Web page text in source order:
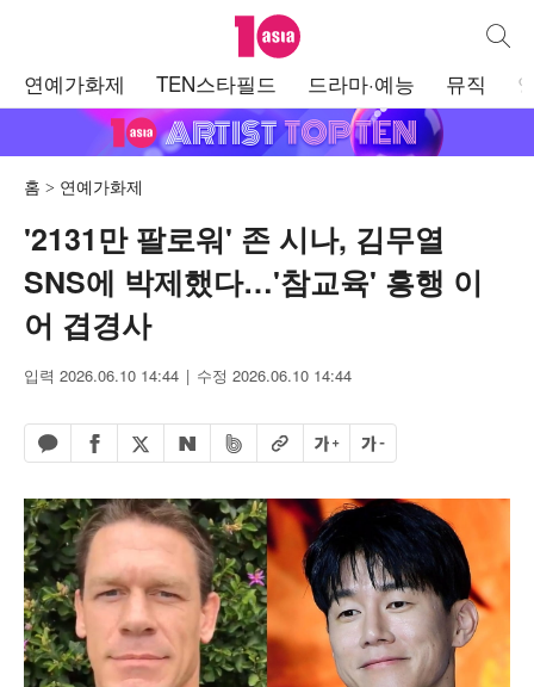
텐아시아 통합
연예가화제 TEN스타필드 드라마·예능 뮤직
홈 연예가화제
'2131만 팔로워' 존 시나, 김무열
SNS에 박제했다…'참교육' 흥행 이
어 겹경사
입력 2026.06.10 14:44 수정 2026.06.10 14:44
카카오톡 공유하기
페이스북 공유하기
엑스 공유하기
네이버 공유하기
밴드 공유하기
URL복사글자 크게글자 작게